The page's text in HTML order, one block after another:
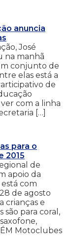
anuncia
José
na manhã
conjunto de
elas está a
de
com a linha
[…]
para o
2015
de
apoio da
com
de agosto
crianças e
são para coral,
Motoclubes